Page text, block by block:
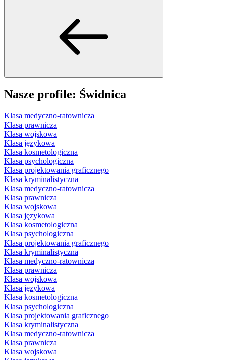
Nasze profile: Świdnica
Klasa medyczno-ratownicza
Klasa prawnicza
Klasa wojskowa
Klasa językowa
Klasa kosmetologiczna
Klasa psychologiczna
Klasa projektowania graficznego
Klasa kryminalistyczna
Klasa medyczno-ratownicza
Klasa prawnicza
Klasa wojskowa
Klasa językowa
Klasa kosmetologiczna
Klasa psychologiczna
Klasa projektowania graficznego
Klasa kryminalistyczna
Klasa medyczno-ratownicza
Klasa prawnicza
Klasa wojskowa
Klasa językowa
Klasa kosmetologiczna
Klasa psychologiczna
Klasa projektowania graficznego
Klasa kryminalistyczna
Klasa medyczno-ratownicza
Klasa prawnicza
Klasa wojskowa